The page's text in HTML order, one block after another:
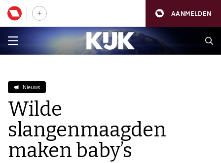
AANMELDEN
Nieuws
Wilde
slangenmaagden
maken baby’s